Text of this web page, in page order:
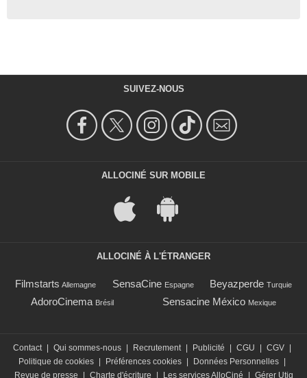
SUIVEZ-NOUS
ALLOCINÉ SUR MOBILE
ALLOCINÉ À L'ÉTRANGER
Filmstarts Allemagne SensaCine Espagne Beyazperde Turquie
AdoroCinema Brésil Sensacine México Mexique
Contact Qui sommes-nous Recrutement Publicité CGU CGV
Politique de cookies
Préférences cookies Données Personnelles
Revue de presse
Charte d'écriture Les services AlloCiné Gérer Utiq